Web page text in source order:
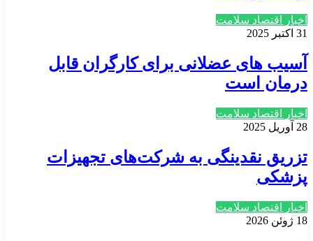
اخبار اقتصاد سلامت
31 اکتبر 2025
آسیب های عضلانی برای کارگران قابل
درمان است
اخبار اقتصاد سلامت
28 آوریل 2025
تزریق نقدینگی به شرکت‌های تجهیزات
پزشکی
اخبار اقتصاد سلامت
18 ژوئن 2026